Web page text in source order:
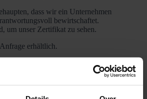
dass wir ein Unternehmen
bewirtschaftet.
um unser Zertifikat zu sehen.
erhältlich.